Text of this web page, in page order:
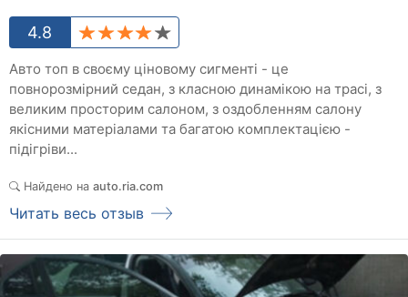
4.8
Авто топ в своєму ціновому сигменті - це
повнорозмірний седан, з класною динамікою на трасі, з
великим просторим салоном, з оздобленням салону
якісними матеріалами та багатою комплектацією -
підігріви...
Найдено на auto.ria.com
Читать весь отзыв